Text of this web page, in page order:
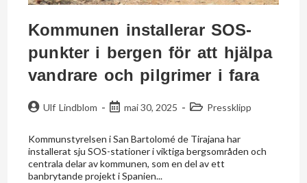
Kommunen installerar SOS-
punkter i bergen för att hjälpa
vandrare och pilgrimer i fara
Ulf Lindblom mai 30, 2025 Pressklipp
Kommunstyrelsen i San Bartolomé de Tirajana har
installerat sju SOS-stationer i viktiga bergsområden och
centrala delar av kommunen, som en del av ett
banbrytande projekt i Spanien...